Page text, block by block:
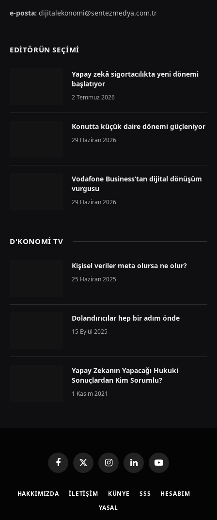
e-posta: dijitalekonomi@sentezmedya.com.tr
EDİTÖRÜN SEÇİMİ
Yapay zekâ sigortacılıkta yeni dönemi
başlatıyor
2 Temmuz 2026
Konutta küçük daire dönemi güçleniyor
29 Haziran 2026
Vodafone Business’tan dijital dönüşüm
vurgusu
29 Haziran 2026
D'KONOMİ TV
Kişisel veriler meta olursa ne olur?
25 Haziran 2025
Dolandırıcılar hep bir adım önde
15 Eylül 2025
Yapay Zekanın Yapacağı Hukuki
Sonuçlardan Kim Sorumlu?
1 Kasım 2021
FacebookX
(Twitter)
InstagramLinkedInYouTube
HAKKIMIZDA İLETIŞIM KÜNYE SSS
HESABIM
YASAL